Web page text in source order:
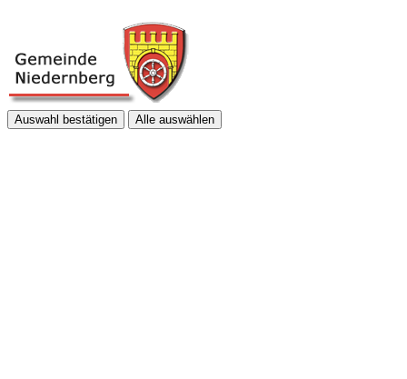
Auswahl bestätigen Alle auswählen